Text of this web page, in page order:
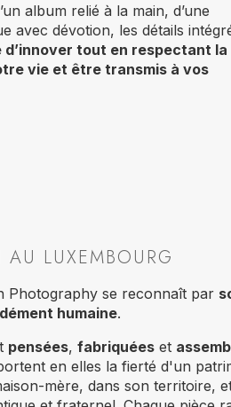
album relié à la main, d’une
avec dévotion, les détails
tout en respectant la
vie et être transmis à vos
LUXEMBOURG
Photography se reconnaît par
humaine.
pensées, fabriquées et
en elles la fierté d'un
mère, dans son territoire,